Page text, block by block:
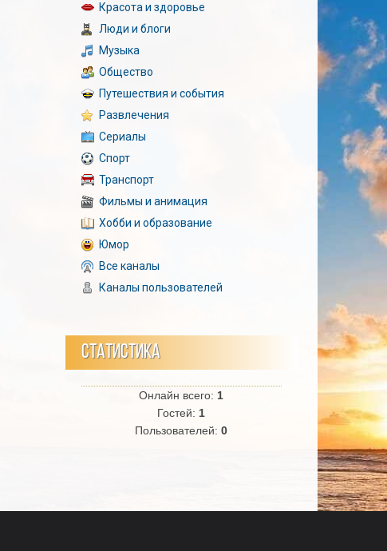
Красота и здоровье
Люди и блоги
Музыка
Общество
Путешествия и события
Развлечения
Сериалы
Спорт
Транспорт
Фильмы и анимация
Хобби и образование
Юмор
Все каналы
Каналы пользователей
СТАТИСТИКА
Онлайн всего: 1
Гостей: 1
Пользователей:0